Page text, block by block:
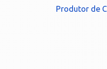
Produtor de